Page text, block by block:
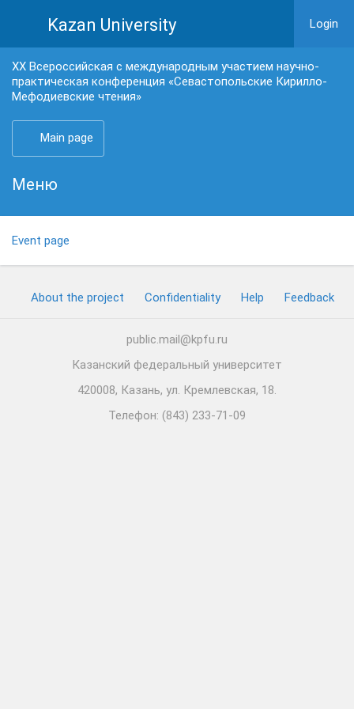
Kazan University Login
ХX Всероссийская с международным участием научно-
практическая конференция «Севастопольские Кирилло-
Мефодиевские чтения»
Main page
Меню
Event page
About the project Confidentiality Help Feedback
public.mail@kpfu.ru
Казанский федеральный университет
420008, Казань, ул. Кремлевская, 18.
Телефон: (843) 233-71-09